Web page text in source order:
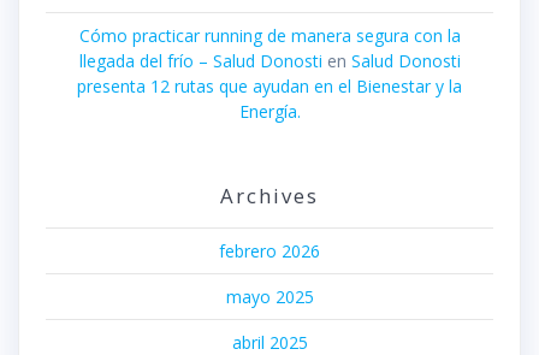
Cómo practicar running de manera segura con la
llegada del frío – Salud Donosti en Salud Donosti
presenta 12 rutas que ayudan en el Bienestar y la
Energía.
Archives
febrero 2026
mayo 2025
abril 2025